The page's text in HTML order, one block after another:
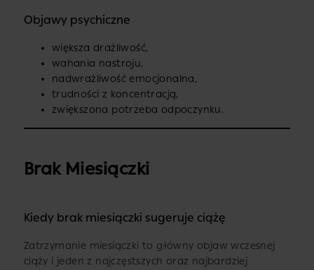
Objawy psychiczne
większa drażliwość,
wahania nastroju,
nadwrażliwość emocjonalna,
trudności z koncentracją,
zwiększona potrzeba odpoczynku.
Brak Miesiączki
Kiedy brak miesiączki sugeruje ciążę
Zatrzymanie miesiączki to główny objaw wczesnej
ciąży i jeden z najczęstszych oraz najbardziej